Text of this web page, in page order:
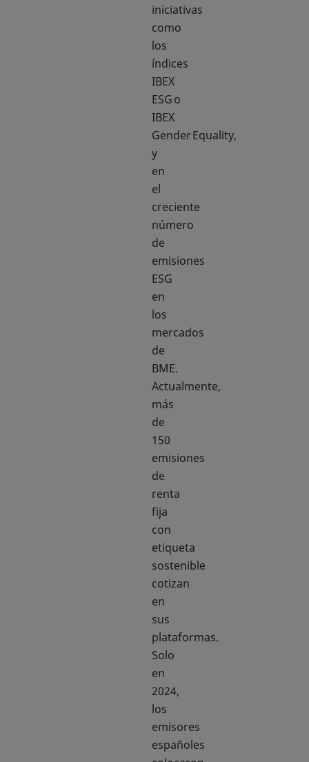
iniciativas
como
los
índices
IBEX
ESG o
IBEX
Gender Equality,
y
en
el
creciente
número
de
emisiones
ESG
en
los
mercados
de
BME.
Actualmente,
más
de
150
emisiones
de
renta
fija
con
etiqueta
sostenible
cotizan
en
sus
plataformas.
Solo
en
2024,
los
emisores
españoles